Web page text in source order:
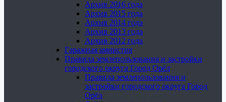
Архив 2016 года
Архив 2015 года
Архив 2014 года
Архив 2013 года
Архив 2012 года
Гаражная амнистия
Правила землепользования и застройки
городского округа Город Орёл
Правила землепользования и
застройки городского округа Город
Орёл